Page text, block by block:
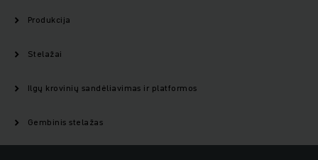
Produkcija
Stelažai
Ilgų krovinių sandėliavimas ir platformos
Gembinis stelažas